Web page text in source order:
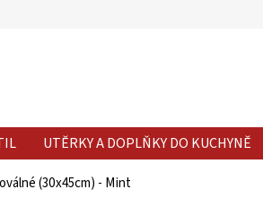
UTĚRKY A DOPLŇKY DO KUCHYNĚ
(30x45cm) - Mint